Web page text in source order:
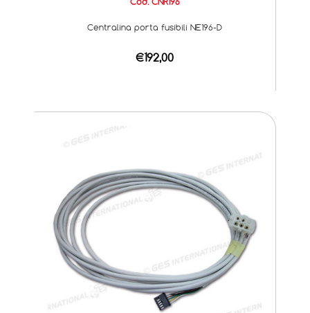
Centralina porta fusibili NE196-D
€192,00